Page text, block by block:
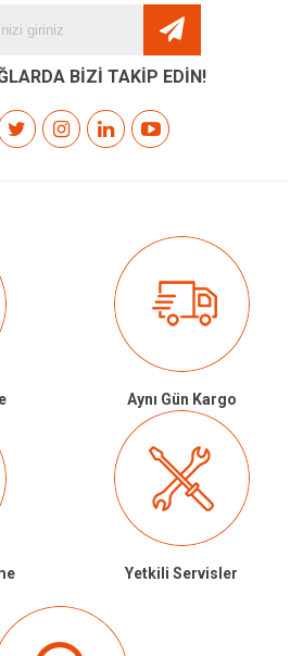
BİZİ TAKİP EDİN!
Aynı Gün Kargo
Yetkili Servisler